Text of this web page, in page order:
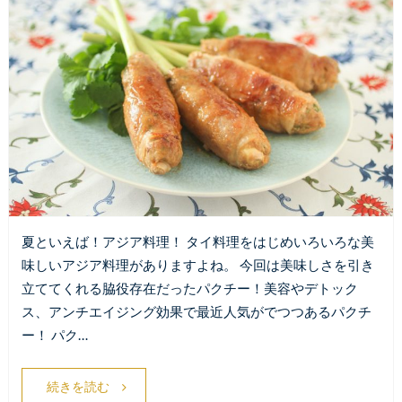
夏といえば！アジア料理！ タイ料理をはじめいろいろな美
味しいアジア料理がありますよね。 今回は美味しさを引き
立ててくれる脇役存在だったパクチー！美容やデトック
ス、アンチエイジング効果で最近人気がでつつあるパクチ
ー！ パク…
続きを読む